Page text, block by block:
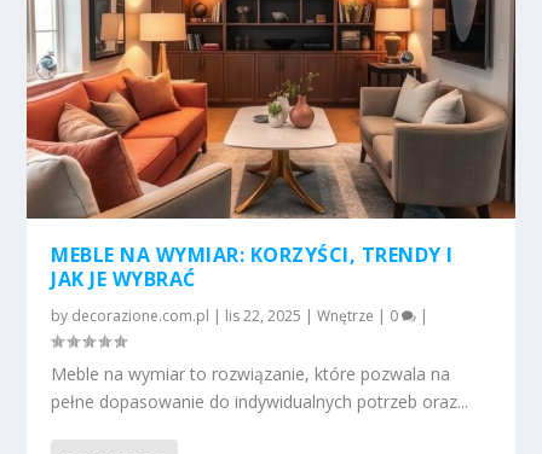
MEBLE NA WYMIAR: KORZYŚCI, TRENDY I
JAK JE WYBRAĆ
by decorazione.com.pl | lis 22, 2025 |Wnętrze | 0 |
Meble na wymiar to rozwiązanie, które pozwala na
pełne dopasowanie do indywidualnych potrzeb oraz...